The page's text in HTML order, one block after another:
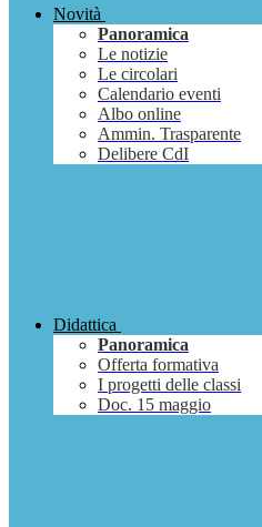
Novità
Panoramica
Le notizie
Le circolari
Calendario eventi
Albo online
Ammin. Trasparente
Delibere CdI
Didattica
Panoramica
Offerta formativa
I progetti delle classi
Doc. 15 maggio